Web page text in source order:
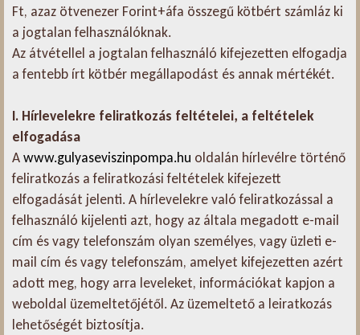
Ft, azaz ötvenezer Forint+áfa összegű kötbért számláz ki
a jogtalan felhasználóknak.
Az átvétellel a jogtalan felhasználó kifejezetten elfogadja
a fentebb írt kötbér megállapodást és annak mértékét.
I. Hírlevelekre feliratkozás feltételei, a feltételek
elfogadása
Awww.gulyaseviszinpompa.hu oldalán hírlevélre történő
feliratkozás a feliratkozási feltételek kifejezett
elfogadását jelenti. A hírlevelekre való feliratkozással a
felhasználó kijelenti azt, hogy az általa megadott e-mail
cím és vagy telefonszám olyan személyes, vagy üzleti e-
mail cím és vagy telefonszám, amelyet kifejezetten azért
adott meg, hogy arra leveleket, információkat kapjon a
weboldal üzemeltetőjétől. Az üzemeltető a leiratkozás
lehetőségét biztosítja.